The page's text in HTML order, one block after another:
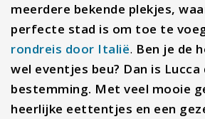
meerdere bekende plekjes,
perfecte stad is om toe te
rondreis door Italië. Ben je de
wel eventjes beu? Dan is
bestemming. Met veel mooie
heerlijke eettentjes en een